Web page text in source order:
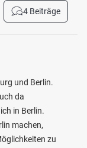
4 Beiträge
und Berlin.
da
in Berlin.
machen,
zu